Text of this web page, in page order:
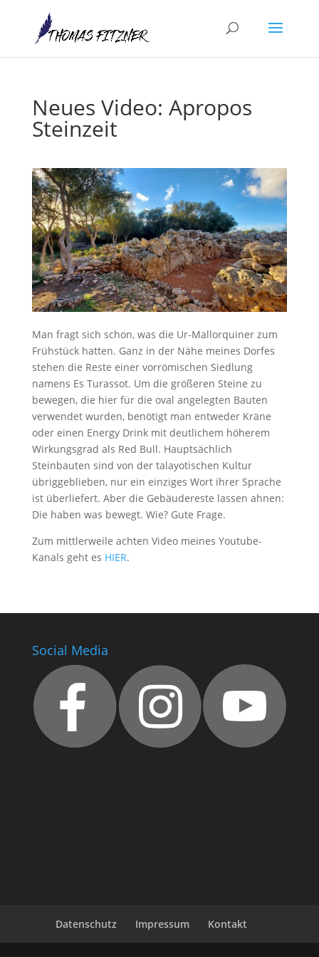
Neues Video: Apropos
Steinzeit
Man fragt sich schon, was die Ur-Mallorquiner zum
Frühstück hatten. Ganz in der Nähe meines Dorfes
stehen die Reste einer vorrömischen Siedlung
namens Es Turassot. Um die größeren Steine zu
bewegen, die hier für die oval angelegten Bauten
verwendet wurden, benötigt man entweder Kräne
oder einen Energy Drink mit deutlichem höherem
Wirkungsgrad als Red Bull. Hauptsächlich
Steinbauten sind von der talayotischen Kultur
übriggeblieben, nur ein einziges Wort ihrer Sprache
ist überliefert. Aber die Gebäudereste lassen ahnen:
Die haben was bewegt. Wie? Gute Frage.
Zum mittlerweile achten Video meines Youtube-
Kanals geht es HIER.
Social Media
Datenschutz Impressum Kontakt